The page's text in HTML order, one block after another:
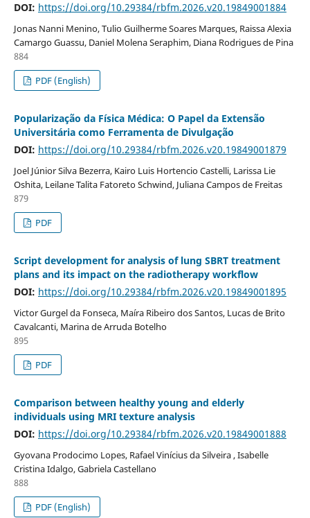
DOI: https://doi.org/10.29384/rbfm.2026.v20.19849001884
Jonas Nanni Menino, Tulio Guilherme Soares Marques, Raissa Alexia
Camargo Guassu, Daniel Molena Seraphim, Diana Rodrigues de Pina
884
PDF (English)
Popularização da Física Médica: O Papel da Extensão
Universitária como Ferramenta de Divulgação
DOI: https://doi.org/10.29384/rbfm.2026.v20.19849001879
Joel Júnior Silva Bezerra, Kairo Luis Hortencio Castelli, Larissa Lie
Oshita, Leilane Talita Fatoreto Schwind, Juliana Campos de Freitas
879
PDF
Script development for analysis of lung SBRT treatment
plans and its impact on the radiotherapy workflow
DOI: https://doi.org/10.29384/rbfm.2026.v20.19849001895
Victor Gurgel da Fonseca, Maíra Ribeiro dos Santos, Lucas de Brito
Cavalcanti, Marina de Arruda Botelho
895
PDF
Comparison between healthy young and elderly
individuals using MRI texture analysis
DOI: https://doi.org/10.29384/rbfm.2026.v20.19849001888
Gyovana Prodocimo Lopes, Rafael Vinícius da Silveira , Isabelle
Cristina Idalgo, Gabriela Castellano
888
PDF (English)